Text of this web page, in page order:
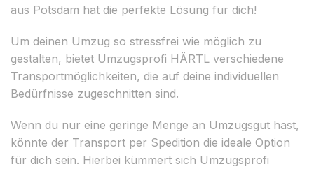
aus Potsdam hat die perfekte Lösung für dich!
Um deinen Umzug so stressfrei wie möglich zu
gestalten, bietet Umzugsprofi HÄRTL verschiedene
Transportmöglichkeiten, die auf deine individuellen
Bedürfnisse zugeschnitten sind.
Wenn du nur eine geringe Menge an Umzugsgut hast,
könnte der Transport per Spedition die ideale Option
für dich sein. Hierbei kümmert sich Umzugsprofi